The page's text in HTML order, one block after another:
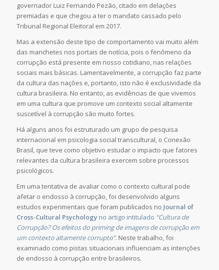
governador Luiz Fernando Pezão, citado em delações
premiadas e que chegou a ter o mandato cassado pelo
Tribunal Regional Eleitoral em 2017.
Mas a extensão deste tipo de comportamento vai muito além
das manchetes nos portais de notícia, pois o fenômeno da
corrupção está presente em nosso cotidiano, nas relações
sociais mais básicas. Lamentavelmente, a corrupção faz parte
da cultura das nações e, portanto, isto não é exclusividade da
cultura brasileira. No entanto, as evidências de que vivemos
em uma cultura que promove um contexto social altamente
suscetível à corrupção são muito fortes.
Há alguns anos foi estruturado um grupo de pesquisa
internacional em psicologia social transcultural, o Conexão
Brasil, que teve como objetivo estudar o impacto que fatores
relevantes da cultura brasileira exercem sobre processos
psicológicos.
Em uma tentativa de avaliar como o contexto cultural pode
afetar o endosso à corrupção, foi desenvolvido alguns
estudos experimentais que foram publicados no Journal of
Cross-Cultural Psychologyno artigo intitulado “Cultura de
Corrupção? Os efeitos do priming de imagens de corrupção em
um contexto altamente corrupto”. Neste trabalho, foi
examinado como pistas situacionais influenciam as intenções
de endosso à corrupção entre brasileiros.